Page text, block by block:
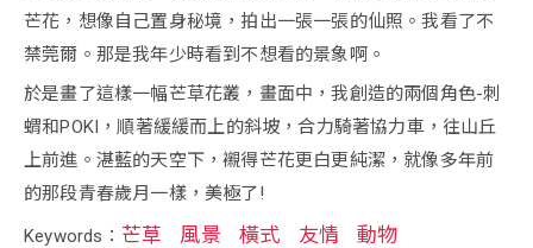
芒花，想像自己置身秘境，拍出一張一張的仙照。我看了不
禁莞爾。那是我年少時看到不想看的景象啊。
於是畫了這樣一幅芒草花叢，畫面中，我創造的兩個角色-刺
蝟和POKI，順著緩緩而上的斜坡，合力騎著協力車，往山丘
上前進。湛藍的天空下，襯得芒花更白更純潔，就像多年前
的那段青春歲月一樣，美極了!
Keywords： 芒草 風景 橫式 友情 動物